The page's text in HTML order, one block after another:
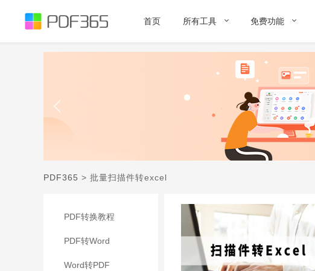
首页 所有工具 免费功能
PDF365 > 批量扫描件转excel
PDF转换教程
PDF转Word
Word转PDF